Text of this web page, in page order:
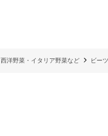
西洋野菜・イタリア野菜など ビーツ